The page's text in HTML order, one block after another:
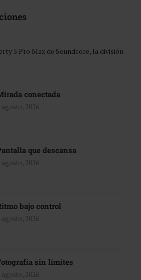
5 Pro Max de Soundcore, la división
conectada
agosto, 2026
que descansa
agosto, 2026
bajo control
agosto, 2026
sin límites
agosto, 2026